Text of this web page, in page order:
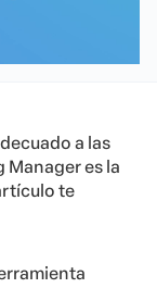
a las
Manager es la
te